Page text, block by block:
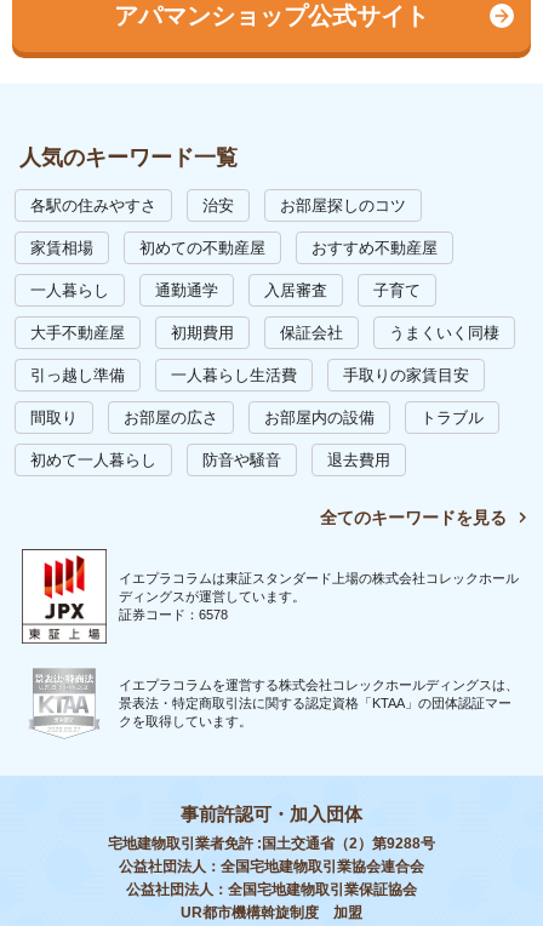
アパマンショップ公式サイト
人気のキーワード一覧
各駅の住みやすさ 治安 お部屋探しのコツ
家賃相場 初めての不動産屋 おすすめ不動産屋
一人暮らし 通勤通学 入居審査 子育て
大手不動産屋 初期費用 保証会社 うまくいく同棲
引っ越し準備 一人暮らし生活費 手取りの家賃目安
間取り お部屋の広さ お部屋内の設備 トラブル
初めて一人暮らし 防音や騒音 退去費用
全てのキーワードを見る
イエプラコラムは東証スタンダード上場の株式会社コレックホール
ディングスが運営しています。
証券コード：6578
イエプラコラムを運営する株式会社コレックホールディングスは、
景表法・特定商取引法に関する認定資格「KTAA」の団体認証マー
クを取得しています。
事前許認可・加入団体
宅地建物取引業者免許 :国土交通省（2）第9288号
公益社団法人：全国宅地建物取引業協会連合会
公益社団法人：全国宅地建物取引業保証協会
UR都市機構斡旋制度 加盟